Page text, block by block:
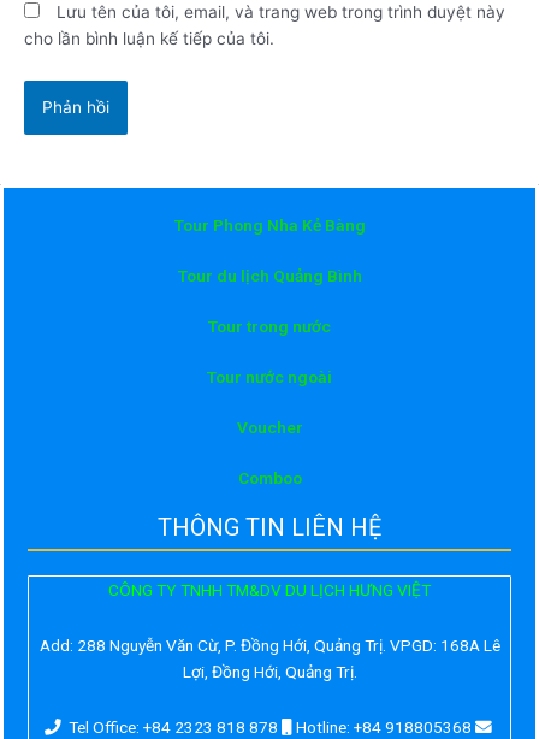
Lưu tên của tôi, email, và trang web trong trình duyệt này
cho lần bình luận kế tiếp của tôi.
Tour Phong Nha Kẻ Bàng
Tour du lịch Quảng Bình
Tour trong nước
Tour nước ngoài
Voucher
Comboo
THÔNG TIN LIÊN HỆ
CÔNG TY TNHH TM&DV DU LỊCH HƯNG VIỆT
Add: 288 Nguyễn Văn Cừ, P. Đồng Hới, Quảng Trị. VPGD: 168A Lê
Lợi, Đồng Hới, Quảng Trị.
Tel Office: +84 2323 818 878
Hotline: +84 918805368